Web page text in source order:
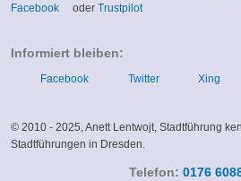
Facebook(linkoder Trustpilot(link
Informiert bleiben:
Facebook Twitter Xing
© 2010 - 2025, Anett Lentwojt, Stadtführung
Stadtführungen in Dresden.
Telefon: 0176